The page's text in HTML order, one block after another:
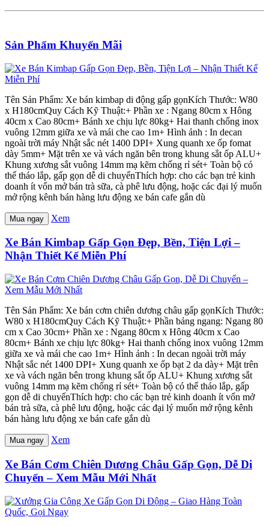
Sản Phẩm Khuyến Mãi
Tên Sản Phẩm: Xe bán kimbap di động gấp gọnKích Thước: W80
x H180cmQuy Cách Kỹ Thuật:+ Phần xe : Ngang 80cm x Hông
40cm x Cao 80cm+ Bánh xe chịu lực 80kg+ Hai thanh chống inox
vuông 12mm giữa xe và mái che cao 1m+ Hình ảnh : In decan
ngoài trời máy Nhật sắc nét 1400 DPI+ Xung quanh xe ốp fomat
dày 5mm+ Mặt trên xe và vách ngăn bên trong khung sắt ốp ALU+
Khung xương sắt vuông 14mm mạ kẽm chống rỉ sét+ Toàn bộ có
thể tháo lắp, gấp gọn dễ di chuyểnThích hợp: cho các bạn trẻ kinh
doanh ít vốn mở bán trà sữa, cà phê lưu động, hoặc các đại lý muốn
mở rộng kênh bán hàng lưu động xe bán cafe gắn dù
Mua ngay Xem
Xe Bán Kimbap Gấp Gọn Đẹp, Bền, Tiện Lợi –
Nhận Thiết Kế Miễn Phí
Tên Sản Phẩm: Xe bán cơm chiên dương châu gấp gọnKích Thước:
W80 x H180cmQuy Cách Kỹ Thuật:+ Phần bảng ngang: Ngang 80
cm x Cao 30cm+ Phần xe : Ngang 80cm x Hông 40cm x Cao
80cm+ Bánh xe chịu lực 80kg+ Hai thanh chống inox vuông 12mm
giữa xe và mái che cao 1m+ Hình ảnh : In decan ngoài trời máy
Nhật sắc nét 1400 DPI+ Xung quanh xe ốp bạt 2 da dày+ Mặt trên
xe và vách ngăn bên trong khung sắt ốp ALU+ Khung xương sắt
vuông 14mm mạ kẽm chống rỉ sét+ Toàn bộ có thể tháo lắp, gấp
gọn dễ di chuyểnThích hợp: cho các bạn trẻ kinh doanh ít vốn mở
bán trà sữa, cà phê lưu động, hoặc các đại lý muốn mở rộng kênh
bán hàng lưu động xe bán cafe gắn dù
Mua ngay Xem
Xe Bán Cơm Chiên Dương Châu Gấp Gọn, Dễ Di
Chuyển – Xem Mẫu Mới Nhất